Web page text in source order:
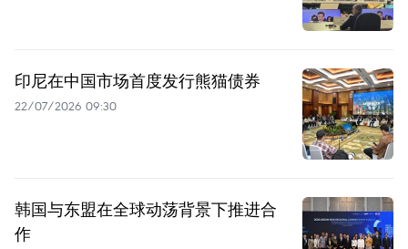
印尼在中国市场首度发行熊猫债券
22/07/2026 09:30
韩国与东盟在全球动荡背景下推进合
作